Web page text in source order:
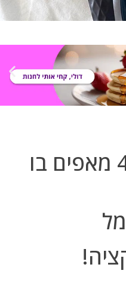
מחבת 4 שקעים להכנת 4 מאפים בו